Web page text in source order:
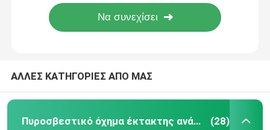
Πυροσβεστικό όχημα βαρέως τύπου
ΑΛΛΕΣ ΚΑΤΗΓΟΡΙΕΣ ΑΠΟ ΜΑΣ
Πυροσβεστικό όχημα έκτακτης ανάγκης διάσωσης (28)